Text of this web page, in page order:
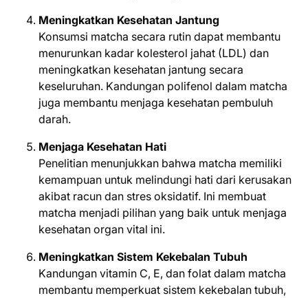
Meningkatkan Kesehatan Jantung
Konsumsi matcha secara rutin dapat membantu
menurunkan kadar kolesterol jahat (LDL) dan
meningkatkan kesehatan jantung secara
keseluruhan. Kandungan polifenol dalam matcha
juga membantu menjaga kesehatan pembuluh
darah.
Menjaga Kesehatan Hati
Penelitian menunjukkan bahwa matcha memiliki
kemampuan untuk melindungi hati dari kerusakan
akibat racun dan stres oksidatif. Ini membuat
matcha menjadi pilihan yang baik untuk menjaga
kesehatan organ vital ini.
Meningkatkan Sistem Kekebalan Tubuh
Kandungan vitamin C, E, dan folat dalam matcha
membantu memperkuat sistem kekebalan tubuh,